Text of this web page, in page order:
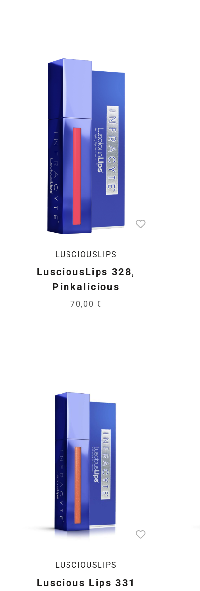
LUSCIOUSLIPS
LusciousLips 328,
Pinkalicious
70,00 €
LUSCIOUSLIPS
Luscious Lips 331